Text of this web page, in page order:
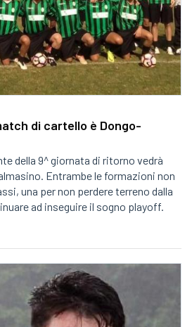
di cartello è Dongo-
della 9^ giornata di ritorno vedrà
Entrambe le formazioni non
una per non perdere terreno dalla
ad inseguire il sogno playoff.